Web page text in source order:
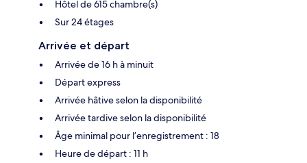
Hôtel de 615 chambre(s)
Sur 24 étages
Arrivée et départ
Arrivée de 16 h à minuit
Départ express
Arrivée hâtive selon la disponibilité
Arrivée tardive selon la disponibilité
Âge minimal pour l’enregistrement : 18
Heure de départ : 11 h